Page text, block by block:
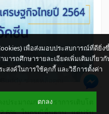
ณการอัตราการเติบโต
2.6% ในกรณีพื้นฐาน แต่ปรับ
เพื่อส่งมอบประสบการณ์ที่ดียิ่ง
ารถศึกษารายละเอียดเพิ่มเติมเกี่ยวกั
สงค์ในการใช้คุกกี้ และวิธีการตั้งค่า
ตกลง
ช่วยเหลือคุณ